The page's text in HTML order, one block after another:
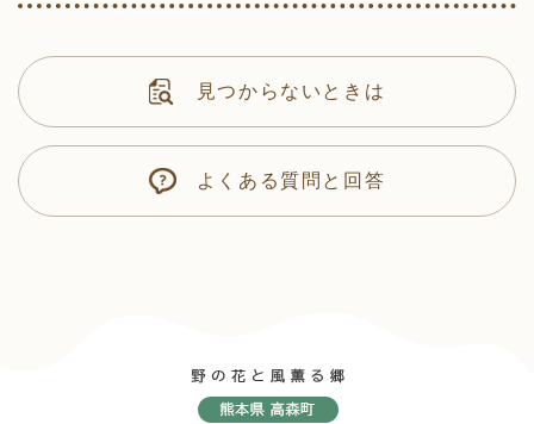
見つからないときは
よくある質問と回答